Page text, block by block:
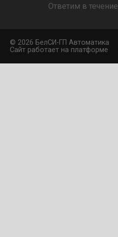
Ответим в
© 2026 БелCИ-ГП Автоматика
Сайт работает на платформе